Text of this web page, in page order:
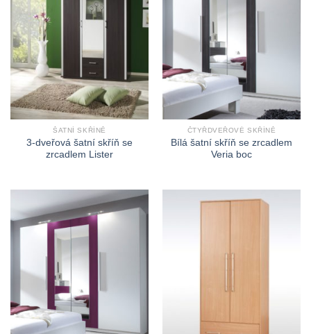
ŠATNÍ SKŘÍNĚ
3-dveřová šatní skříň se
zrcadlem Lister
ČTYŘDVEŘOVÉ SKŘÍNĚ
Bílá šatní skříň se zrcadlem
Veria boc